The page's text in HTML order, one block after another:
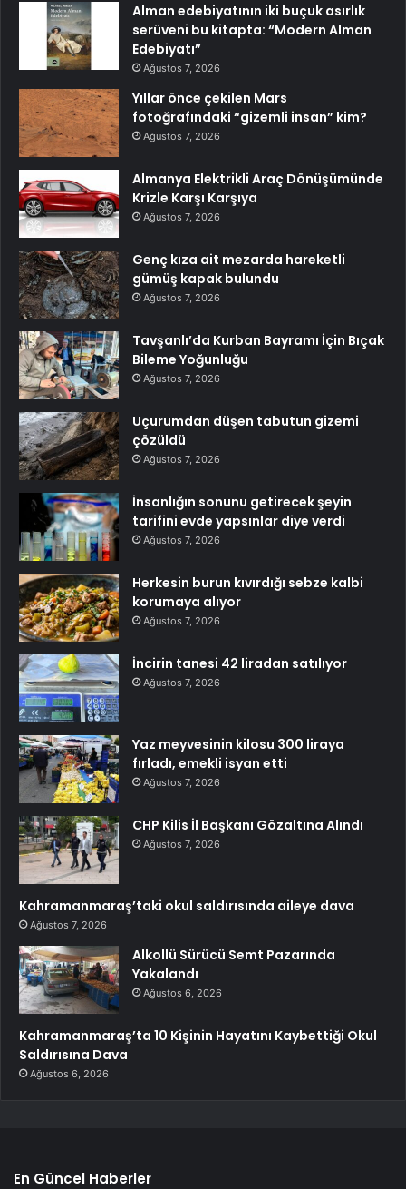
Alman edebiyatının iki buçuk asırlık
serüveni bu kitapta: “Modern Alman
Edebiyatı”
Ağustos 7, 2026
Yıllar önce çekilen Mars
fotoğrafındaki “gizemli insan” kim?
Ağustos 7, 2026
Almanya Elektrikli Araç Dönüşümünde
Krizle Karşı Karşıya
Ağustos 7, 2026
Genç kıza ait mezarda hareketli
gümüş kapak bulundu
Ağustos 7, 2026
Tavşanlı’da Kurban Bayramı İçin Bıçak
Bileme Yoğunluğu
Ağustos 7, 2026
Uçurumdan düşen tabutun gizemi
çözüldü
Ağustos 7, 2026
İnsanlığın sonunu getirecek şeyin
tarifini evde yapsınlar diye verdi
Ağustos 7, 2026
Herkesin burun kıvırdığı sebze kalbi
korumaya alıyor
Ağustos 7, 2026
İncirin tanesi 42 liradan satılıyor
Ağustos 7, 2026
Yaz meyvesinin kilosu 300 liraya
fırladı, emekli isyan etti
Ağustos 7, 2026
CHP Kilis İl Başkanı Gözaltına Alındı
Ağustos 7, 2026
Kahramanmaraş’taki okul saldırısında aileye dava
Ağustos 7, 2026
Alkollü Sürücü Semt Pazarında
Yakalandı
Ağustos 6, 2026
Kahramanmaraş’ta 10 Kişinin Hayatını Kaybettiği Okul
Saldırısına Dava
Ağustos 6, 2026
En Güncel Haberler